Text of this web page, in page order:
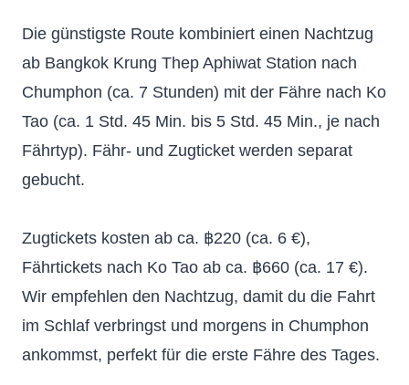
Die günstigste Route kombiniert einen Nachtzug
ab Bangkok Krung Thep Aphiwat Station nach
Chumphon (ca. 7 Stunden) mit der Fähre nach Ko
Tao (ca. 1 Std. 45 Min. bis 5 Std. 45 Min., je nach
Fährtyp). Fähr- und Zugticket werden separat
gebucht.
Zugtickets kosten ab ca. ฿220 (ca. 6 €),
Fährtickets nach Ko Tao ab ca. ฿660 (ca. 17 €).
Wir empfehlen den Nachtzug, damit du die Fahrt
im Schlaf verbringst und morgens in Chumphon
ankommst, perfekt für die erste Fähre des Tages.